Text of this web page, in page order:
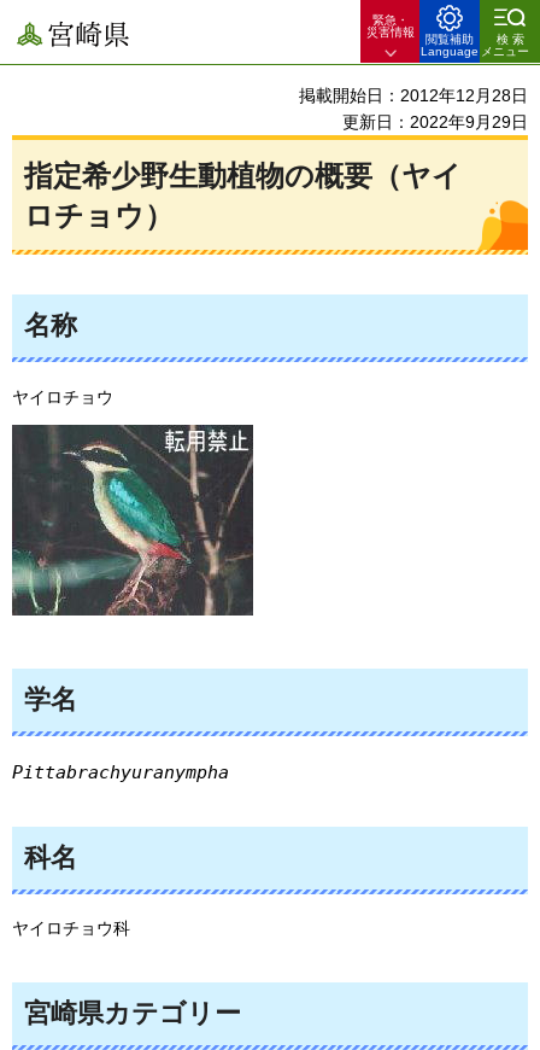
宮崎県
緊急・
災害情報
閲覧補助
Language
検索
メニュー
掲載開始日：2012年12月28日
更新日：2022年9月29日
指定希少野生動植物の概要（ヤイ
ロチョウ）
名称
ヤイロチョウ
学名
Pittabrachyuranympha
科名
ヤイロチョウ科
宮崎県カテゴリー